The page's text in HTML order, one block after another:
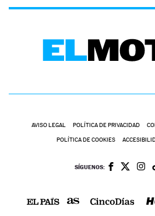
AVISO LEGAL POLÍTICA DE PRIVACIDAD
POLÍTICA DE COOKIES
SÍGUENOS: